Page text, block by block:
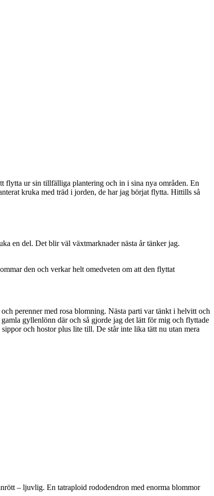
flytta ur sin tillfälliga plantering och in i sina nya områden. En
kruka med träd i jorden, de har jag börjat flytta. Hittills så
en del. Det blir väl växtmarknader nästa år tänker jag.
den och verkar helt omedveten om att den flyttat
perenner med rosa blomning. Nästa parti var tänkt i helvitt och
gyllenlönn där och så gjorde jag det lätt för mig och flyttade
och hostor plus lite till. De står inte lika tätt nu utan mera
– ljuvlig. En tatraploid rododendron med enorma blommor